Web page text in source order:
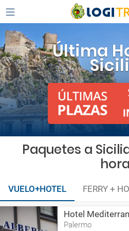
Última
Paquetes a
hora
VUELO+HOTEL FERRY +
Hotel
Palermo